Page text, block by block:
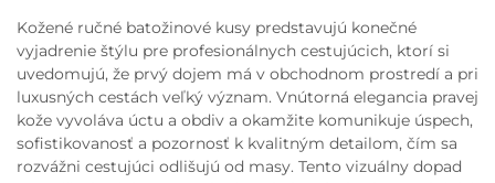
Kožené ručné batožinové kusy predstavujú konečné
vyjadrenie štýlu pre profesionálnych cestujúcich, ktorí si
uvedomujú, že prvý dojem má v obchodnom prostredí a pri
luxusných cestách veľký význam. Vnútorná elegancia pravej
kože vyvoláva úctu a obdiv a okamžite komunikuje úspech,
sofistikovanosť a pozornosť k kvalitným detailom, čím sa
rozvážni cestujúci odlišujú od masy. Tento vizuálny dopad